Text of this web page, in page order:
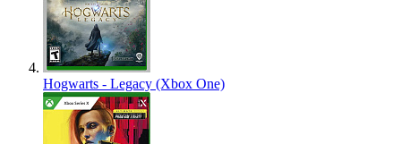
Hogwarts - Legacy (Xbox One)